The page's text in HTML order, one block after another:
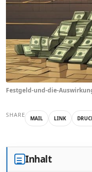
Festgeld-und-die-
SHARE MAIL LINK
Inhalt